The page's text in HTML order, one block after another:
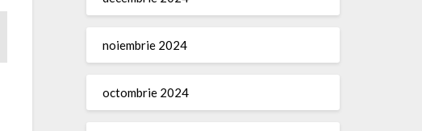
noiembrie 2024
octombrie 2024